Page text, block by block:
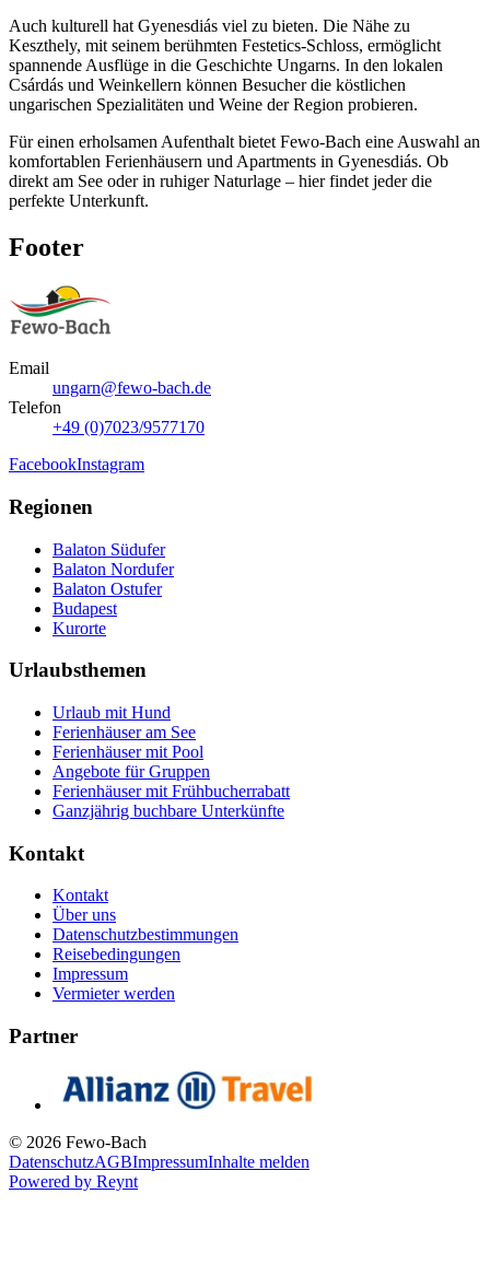
Auch kulturell hat Gyenesdiás viel zu bieten. Die Nähe zu
Keszthely, mit seinem berühmten Festetics-Schloss, ermöglicht
spannende Ausflüge in die Geschichte Ungarns. In den lokalen
Csárdás und Weinkellern können Besucher die köstlichen
ungarischen Spezialitäten und Weine der Region probieren.
Für einen erholsamen Aufenthalt bietet Fewo-Bach eine Auswahl an
komfortablen Ferienhäusern und Apartments in Gyenesdiás. Ob
direkt am See oder in ruhiger Naturlage – hier findet jeder die
perfekte Unterkunft.
Footer
Email
ungarn@fewo-bach.de
Telefon
+49 (0)7023/9577170
FacebookInstagram
Regionen
Balaton Südufer
Balaton Nordufer
Balaton Ostufer
Budapest
Kurorte
Urlaubsthemen
Urlaub mit Hund
Ferienhäuser am See
Ferienhäuser mit Pool
Angebote für Gruppen
Ferienhäuser mit Frühbucherrabatt
Ganzjährig buchbare Unterkünfte
Kontakt
Kontakt
Über uns
Datenschutzbestimmungen
Reisebedingungen
Impressum
Vermieter werden
Partner
© 2026 Fewo-Bach
DatenschutzAGBImpressumInhalte melden
Powered by Reynt